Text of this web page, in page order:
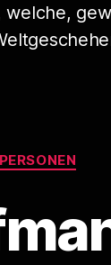
welche,
Kategorien
PERSONEN